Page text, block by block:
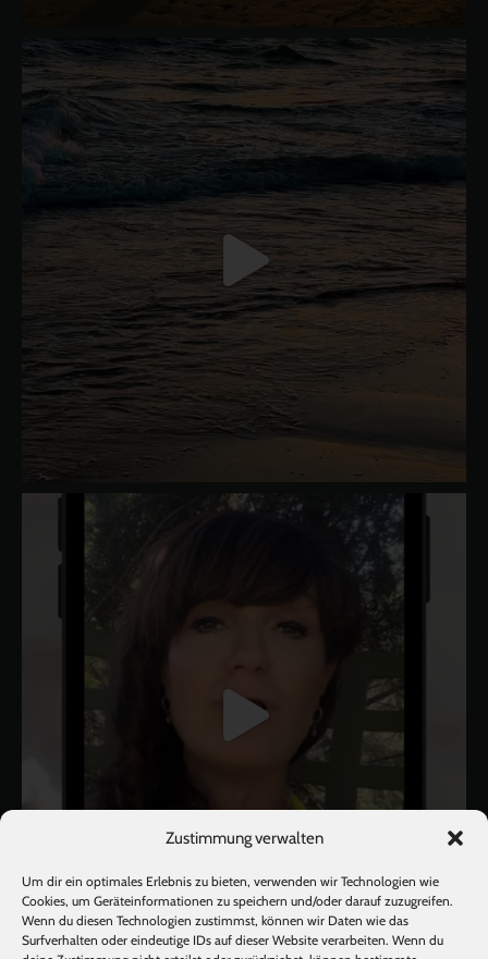
Zustimmung verwalten
Um dir ein optimales Erlebnis zu bieten, verwenden wir Technologien wie
Cookies, um Geräteinformationen zu speichern und/oder darauf zuzugreifen.
Wenn du diesen Technologien zustimmst, können wir Daten wie das
Surfverhalten oder eindeutige IDs auf dieser Website verarbeiten. Wenn du